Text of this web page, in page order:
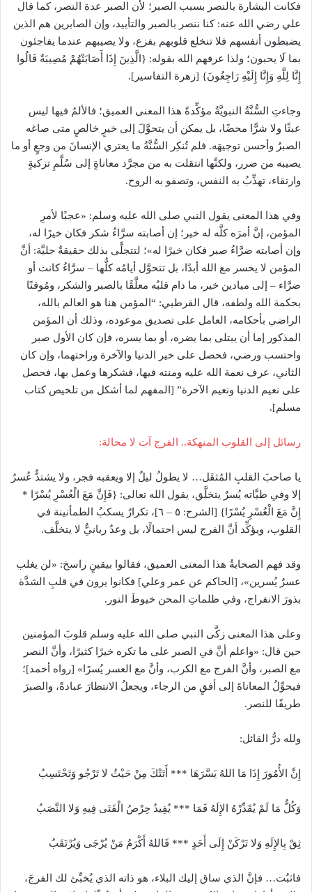
فكانت البشارة بالنصر بسبب الصبر؛ لأن الصبر عدة النصر، كما قال
علي رضي الله عنه: كنا ننصر بالصبر والتأييد، وإن الصابرين هم الذين
يضبطون أنفسهم فلا تنخلع قلوبهم بفزع، ولا يصيبهم عندما يفاجئون
بما لَا يحبون؛ ولذا عرفهم الله بقوله: {الَّذِينَ إِذَا أَصَابَتْهُمْ مُصِيبَةٌ قَالُوا
إِنَّا لِلَّهِ وَإِنَّا إِلَيْهِ رَاجِعُونَ} [زهرة التفاسير].
وجاءتِ السُّنَّةُ النبويَّةُ مؤكِّدةً هذا المعنى العميق؛ فالألمُ فيها ليس
عبثًا ولا شرًّا محضًا، بل يمكن أن يتحوَّلَ إلى خيرٍ خالصٍ متى صاغه
الصبرُ وأحسن توجيهَه. فلم تُنكِر السُّنَّةُ ما يعتري الإنسانَ من وجعٍ أو ما
يصيبه من ضرر، ولكنَّها انتقلت به من مجرَّد معاناةٍ إلى سُلَّمِ تزكيةٍ
وارتقاء، تهذِّبُ به النفس، وتصفو به الروح.
وفي هذا المعنى يقول النبي صلى الله عليه وسلم: «عجبًا لأمرِ
المؤمن، إنَّ أمرَه كلَّه له خير؛ إن أصابته سرَّاءُ شكر فكان خيرًا له،
وإن أصابته ضرَّاءُ صبر فكان خيرًا له»؛ لتتجلَّى بذلك حقيقةٌ جليَّة: أنَّ
المؤمن لا يخسر مع الله أبدًا، بل تتحوَّل أيامُه كلُّها – سرَّاءُ كانت أو
ضرَّاء – إلى ميادين خير، ما دام قلبُه معلَّقًا بالصبر والشكر، ومُوقنًا
بحكمة الله ولطفه، قال القرطبي: “المؤمن هنا هو العالم بالله،
الراضي بأحكامه، العامل على تصديق موعوده، وذلك أن المؤمن
المذكور إما أن يبتلى بما يضره، أو بما يسره، فإن كان الأول صبر
واحتسب ورضي، فحصل على خير الدنيا والآخرة وراحتهما، وإن كان
الثاني، عرف نعمة الله عليه ومنته فيها، فشكرها وعمل بها، فحصل
على نعيم الدنيا ونعيم الآخرة” [المفهم لما أشكل من تلخيص كتاب
مسلم].
رسائل إلى القلوب المنهكة.. الفرج آت لا محالة:
يا صاحبَ القلبِ المُثقَل… لا يطولُ ليلٌ إلا ويعقبه فجر، ولا يشتدُّ عُسرٌ
إلا وفي طيَّاته يُسرٌ يتخلَّق، يقول الله تعالى: {فَإِنَّ مَعَ الْعُسْرِ يُسْرًا *
إِنَّ مَعَ الْعُسْرِ يُسْرًا} [الشرح: ٥ – ٦]، تكرارٌ يسكبُ الطمأنينة في
القلوب، ويؤكِّد أنَّ الفرج ليس احتمالًا، بل وعدٌ ربانيٌّ لا يتخلَّف.
وقد فهم الصحابةُ هذا المعنى العميق، فقالوا بيقينٍ راسخ: «لن يغلب
عسرٌ يُسرين»، [الحاكم عن عمر وعلي] فكانوا يرون في قلبِ الشدَّة
بذورَ الانفراج، وفي ظلماتِ المحن خيوطَ النور.
وعلى هذا المعنى زكَّى النبي صلى الله عليه وسلم قلوبَ المؤمنين
حين قال: «واعلم أنَّ في الصبر على ما تكره خيرًا كثيرًا، وأنَّ النصر
مع الصبر، وأنَّ الفرج مع الكرب، وأنَّ مع العسر يُسرًا» [رواه أحمد]؛
فيحوِّلُ المعاناةَ إلى أفقٍ من الرجاء، ويجعلُ الانتظارَ عبادةً، والصبرَ
طريقًا للنصر.
ولله درُّ القائل:
إِنَّ الأُمُورَ إِذَا مَا اللهُ يَسَّرَهَا *** أَتَتْكَ مِنْ حَيْثُ لا تَرْجُو وَتَحْتَسِبُ
وَكُلُّ مَا لَمْ يُقَدِّرْهُ الإِلَهُ فَمَا *** يُفِيدُ حِرْصُ الْفَتَى فِيهِ وَلا النَّصَبُ
ثِقْ بِالإِلَهِ وَلا تَرْكَنْ إِلَى أَحَدٍ *** فَاللهُ أَكْرَمُ مَنْ يُرْجَى وَيُرْتَقَبُ
فاثبُت… فإنَّ الذي ساق إليك البلاء، هو ذاته الذي يُخبِّئ لك الفرجَ،